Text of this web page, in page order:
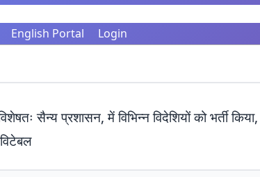
English Portal Login
सैन्य प्रशासन, में विभिन्न विदेशियों को भर्ती